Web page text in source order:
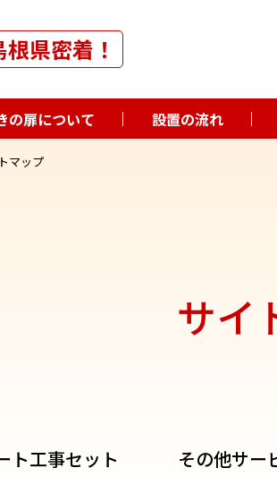
根県密着！
の扉について 設置の流れ
マップ
サイ
ト工事セット その他サー